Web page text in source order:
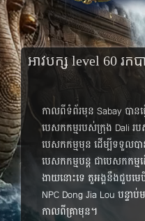
អាវ​បក្ស​ level 60 រ
កាល​ពី​ទំព័រ​មុន​ Sabay បាន​
បេសកកម្ម​របស់​ក្រុង​ Dali រ
បេសកកម្ម​មុន ដើម្បី​ទទួល​ប
បេសកកម្ម​បន្ត​ ជា​បេសកកម្
ងាយ​នោះ​ទេ តួអង្គ​នឹង​ជួប​មេ​
NPC Dong Jia Lou បន្
កាល​ពី​គ្រា​មុន។